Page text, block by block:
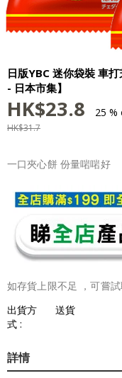
日版YBC 迷你袋裝 車
- 日本市集】
HK$23.8 25 %
HK$31.7
一口夾心餅 份量啱啱好
如存貨上限不足 ，可嘗
出貨方
式 :
送貨
詳情